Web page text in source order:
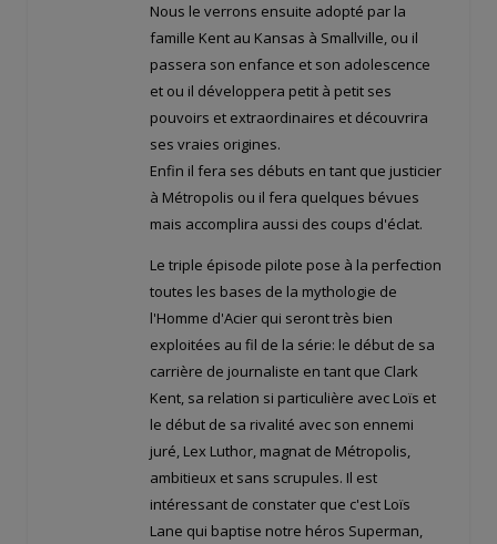
Nous le verrons ensuite adopté par la
famille Kent au Kansas à Smallville, ou il
passera son enfance et son adolescence
et ou il développera petit à petit ses
pouvoirs et extraordinaires et découvrira
ses vraies origines.
Enfin il fera ses débuts en tant que justicier
à Métropolis ou il fera quelques bévues
mais accomplira aussi des coups d'éclat.
Le triple épisode pilote pose à la perfection
toutes les bases de la mythologie de
l'Homme d'Acier qui seront très bien
exploitées au fil de la série: le début de sa
carrière de journaliste en tant que Clark
Kent, sa relation si particulière avec Loïs et
le début de sa rivalité avec son ennemi
juré, Lex Luthor, magnat de Métropolis,
ambitieux et sans scrupules. Il est
intéressant de constater que c'est Loïs
Lane qui baptise notre héros Superman,